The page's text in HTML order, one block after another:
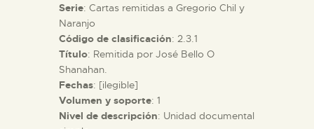
COLECCIONES
DIDÁCTICA
ESPAÑOL
Serie: Cartas remitidas a Gregorio Chil y
Naranjo
Código de clasificación: 2.3.1
Título: Remitida por José Bello O
´Shanahan.
Fechas: [ilegible]
Volumen y soporte: 1
Nivel de descripción: Unidad documental